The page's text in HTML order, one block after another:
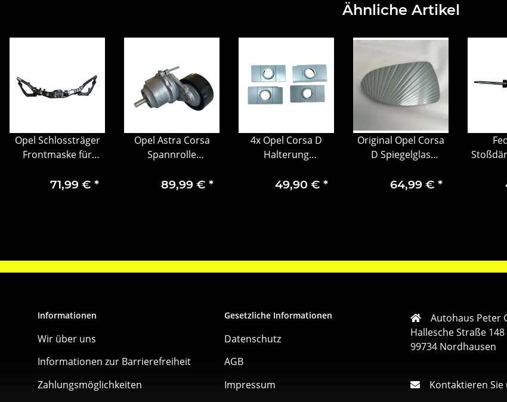
Ähnliche Artikel
Opel Schlossträger
Frontmaske für
– OE 13191106
71,99 € *
Opel Astra Corsa
Spannrolle
Riemenspanner
89,99 € *
4x Opel Corsa D
Halterung
93191041
49,90 € *
Original Opel Corsa
D Spiegelglas
13296268
64,99 € *
Informationen
Wir über uns
Informationen zur Barrierefreiheit
Zahlungsmöglichkeiten
Gesetzliche Informationen
Datenschutz
AGB
Impressum
Autohaus Peter
Hallesche Straße 148
99734 Nordhausen
Kontaktieren Sie